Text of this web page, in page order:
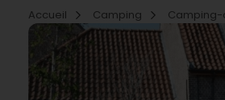
Accueil
Camping Camping-